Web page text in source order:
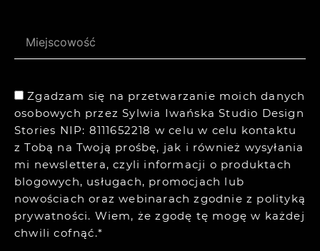
Zgadzam się na przetwarzanie moich danych
osobowych przez Sylwia Iwańska Studio Design
Stories NIP: 8111652218 w celu w celu kontaktu
z Tobą na Twoją prośbę, jak i również wysyłania
mi newslettera, czyli informacji o produktach
blogowych, usługach, promocjach lub
nowościach oraz webinarach zgodnie z polityką
prywatności. Wiem, że zgodę tę mogę w każdej
chwili cofnąć.*